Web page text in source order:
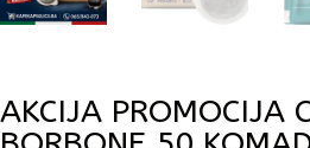
AKCIJA PROMOCIJA